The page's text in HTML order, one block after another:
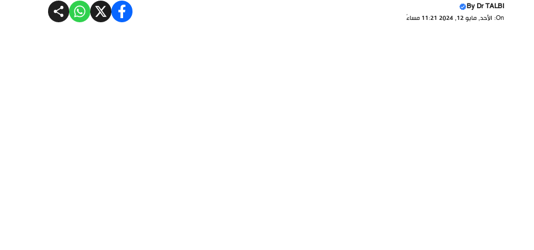
ByDr TALBI
On: الأحد, مايو 12, 2024 11:21 مساءً